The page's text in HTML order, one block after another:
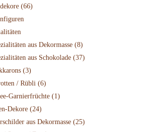
(66)
aus Dekormasse (8)
aus Schokolade (37)
(3)
/ Rübli (6)
Garnierfrüchte (1)
Dekore (24)
aus Dekormasse (25)